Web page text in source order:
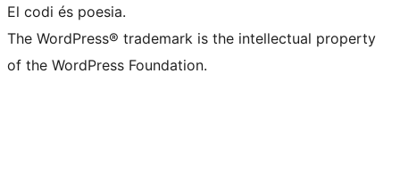
El codi és poesia.
The WordPress® trademark is the intellectual property
of the WordPress Foundation.